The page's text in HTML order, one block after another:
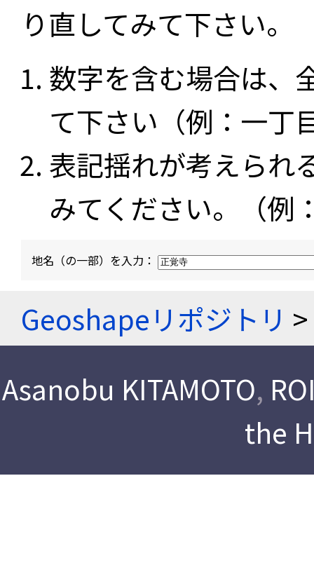
り直してみて下さい。
数字を含む場合は、
て下さい（例：一
表記揺れが考えられ
みてください。（例
地名（の一部）を入力：
Geoshapeリポジトリ >
Asanobu KITAMOTO,
the